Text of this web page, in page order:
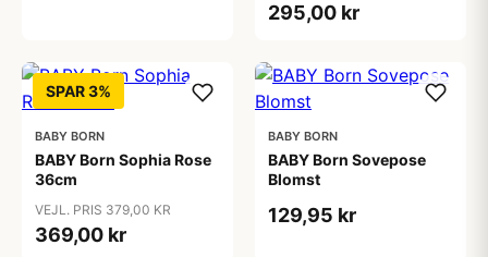
295,00 kr
SPAR 3%
BABY BORN
BABY Born Sophia Rose
36cm
VEJL. PRIS 379,00 KR
369,00 kr
BABY BORN
BABY Born Sovepose
Blomst
129,95 kr